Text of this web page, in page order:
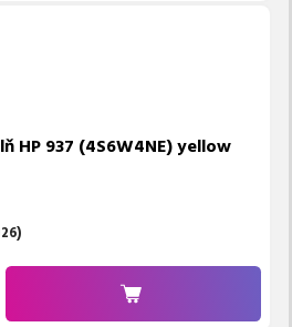
HP 937 (4S6W4NE) yellow
)